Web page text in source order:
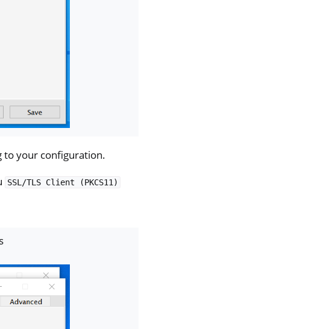
to your configuration.
SSL/TLS Client (PKCS11)